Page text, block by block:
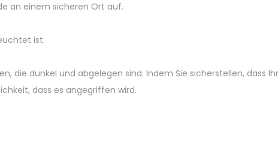
an einem sicheren Ort auf.
ist.
die dunkel und abgelegen sind. Indem Sie sicherstellen, dass
dass es angegriffen wird.